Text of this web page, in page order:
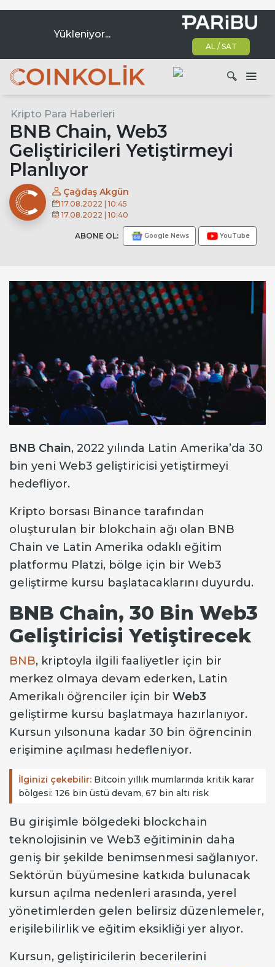
Yükleniyor...
AL / SAT
Ana dolaşım
Ara
Kripto Para Haberleri
BNB Chain, Web3
Geliştiricileri Yetiştirmeyi
Planlıyor
Çağdaş Akgün
17.08.2022 | 10:45
17.08.2022 | 10:40
ABONE OL: Google News YouTube
BNB Chain, 2022 yılında Latin Amerika’da 30
bin yeni Web3 geliştiricisi yetiştirmeyi
hedefliyor.
Kripto borsası Binance tarafından
oluşturulan bir blokchain ağı olan BNB
Chain ve Latin Amerika odaklı eğitim
platformu Platzi, bölge için bir Web3
geliştirme kursu başlatacaklarını duyurdu.
BNB Chain, 30 Bin Web3
Geliştiricisi Yetiştirecek
BNB, kriptoyla ilgili faaliyetler için bir
merkez olmaya devam ederken, Latin
Amerikalı öğrenciler için bir Web3
geliştirme kursu başlatmaya hazırlanıyor.
Kursun yılsonuna kadar 30 bin öğrencinin
erişimine açılması hedefleniyor.
İlginizi çekebilir: Bitcoin yıllık mumlarında kritik karar
bölgesi: 126 bin üstü devam, 67 bin altı risk
Bu girişimle bölgedeki blockchain
teknolojisinin ve Web3 eğitiminin daha
geniş bir şekilde benimsenmesi sağlanıyor.
Sektörün büyümesine katkıda bulunacak
kursun açılma nedenleri arasında, yerel
yönetimlerden gelen belirsiz düzenlemeler,
erişilebilirlik ve eğitim eksikliği yer alıyor.
Kursun, geliştiricilerin becerilerini